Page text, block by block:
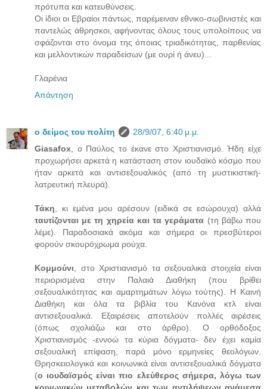
πρότυπα και κατευθύνσεις.
Οι ίδιοι οι Εβραίοι πάντως, παρέμειναν εθνικο-σωβινιστές και
παντελώς άθρησκοι, αφήνοντας όλους τους υπολοίπους να
σφάζονται στο όνομα της όποιας τριαδικότητας, παρθενίας
και μελλοντικών παραδείσων (με ουρί ή άνευ)...
Γλαρένια
Απάντηση
ο δείμος του πολίτη
28/9/07, 6:40 μ.μ.
Giasafox , ο Παύλος το έκανε στο Χριστιανισμό. Ήδη είχε
προχωρήσει αρκετά η κατάσταση στον ιουδαϊκό κόσμο που
ήταν αρκετά και αντισεξουαλικός (από τη μυστικιστική-
λατρευτική πλευρά).
Τάκη , κι εμένα μου αρέσουν (ειδικά σε εσώρουχα) αλλά
ταυτίζονται με τη χηρεία και τα γεράματα (τη βάβω που
λέμε). Παραδοσιακά ακόμα και σήμερα οι πρεσβύτεροι
φορούν σκουρόχρωμα ρούχα.
Κομμούνι , στο Χριστιανισμό τα σεξουαλικά στοιχεία είναι
περιορισμένα στην Παλαιά Διαθήκη (που βρίθει
σεξουαλικότητας και αμαρτημάτων λόγω τούτης). Η Καινή
Διαθήκη και όλα τα βιβλία του Κανόνα κτλ είναι
αντισεξουαλικά. Εξαιρέσεις αποτελούν πολλές αιρέσεις
(όπως σχολιάζω και στο άρθρο). Ο ορθόδοξος
Χριστιανισμός -εννοώ τα κύρια δόγματα- δεν έχει καμία
σεξουαλική επίφαση, παρά μόνο ερμηνείες θεολόγων.
Θρησκειολογικά και κοινωνικά είναι αντισεξουαλικά δόγματα
(ο ιουδαϊσμός είναι πιο ελεύθερος σήμερα, λόγω των